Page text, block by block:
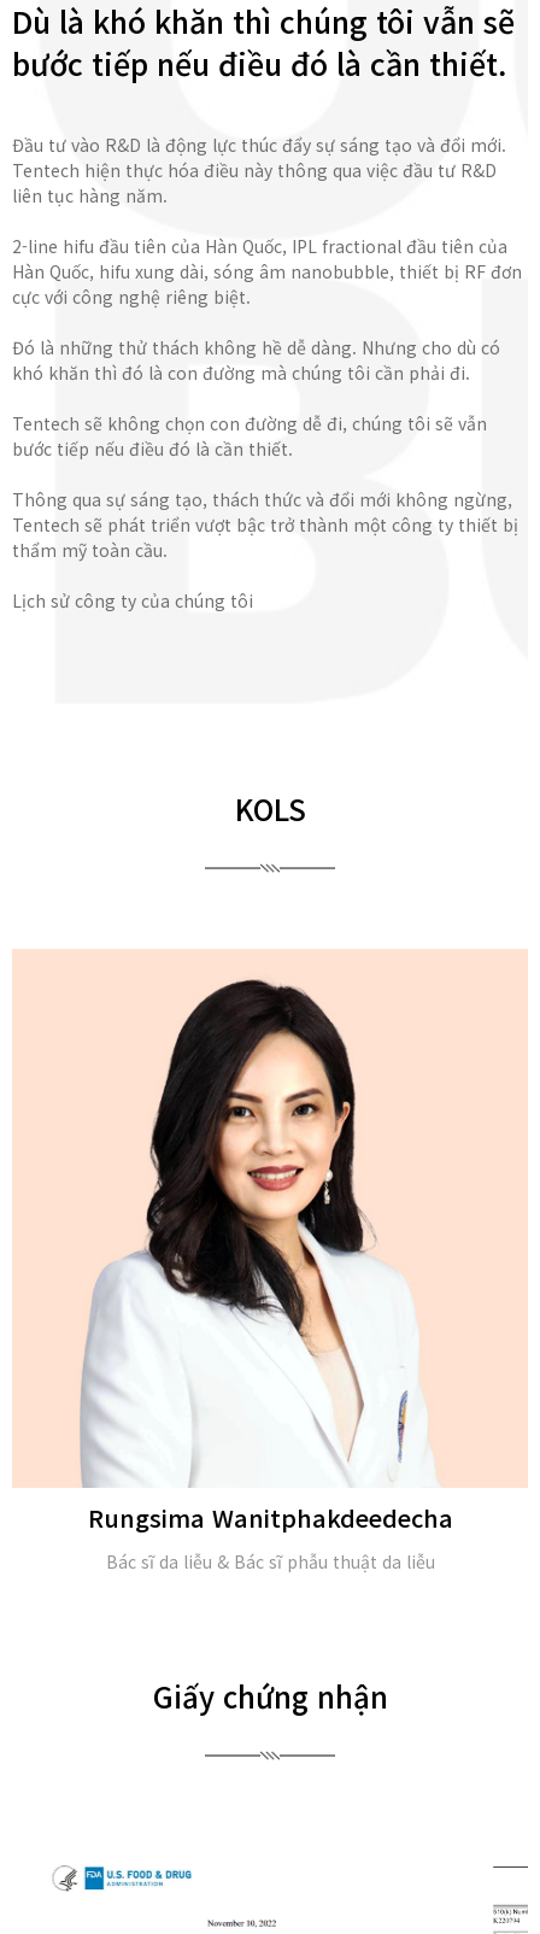
Dù là khó khăn thì chúng tôi vẫn sẽ
bước tiếp nếu điều đó là cần thiết.
Đầu tư vào R&D là động lực thúc đẩy sự sáng tạo và đổi mới.
Tentech hiện thực hóa điều này thông qua việc đầu tư R&D
liên tục hàng năm.
2-line hifu đầu tiên của Hàn Quốc, IPL fractional đầu tiên của
Hàn Quốc, hifu xung dài, sóng âm nanobubble, thiết bị RF đơn
cực với công nghệ riêng biệt.
Đó là những thử thách không hề dễ dàng. Nhưng cho dù có
khó khăn thì đó là con đường mà chúng tôi cần phải đi.
Tentech sẽ không chọn con đường dễ đi, chúng tôi sẽ vẫn
bước tiếp nếu điều đó là cần thiết.
Thông qua sự sáng tạo, thách thức và đổi mới không ngừng,
Tentech sẽ phát triển vượt bậc trở thành một công ty thiết bị
thẩm mỹ toàn cầu.
Lịch sử công ty của chúng tôi
KOLS
Michael H. Gold
M.D. và Hội viên của Viện Da liễu Hoa Kỳ (FAAD)
Giấy chứng nhận